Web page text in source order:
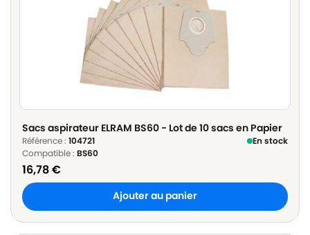
Sacs aspirateur ELRAM BS60 - Lot de 10 sacs en Papier
Référence : 104721
En stock
Compatible : BS60
16,78€
Ajouter au panier